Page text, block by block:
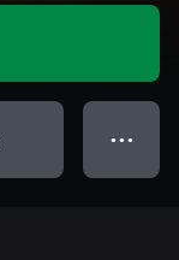
● ● ●